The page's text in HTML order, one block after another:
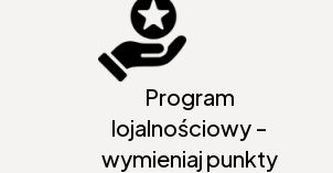
Program
lojalnościowy -
wymieniaj punkty